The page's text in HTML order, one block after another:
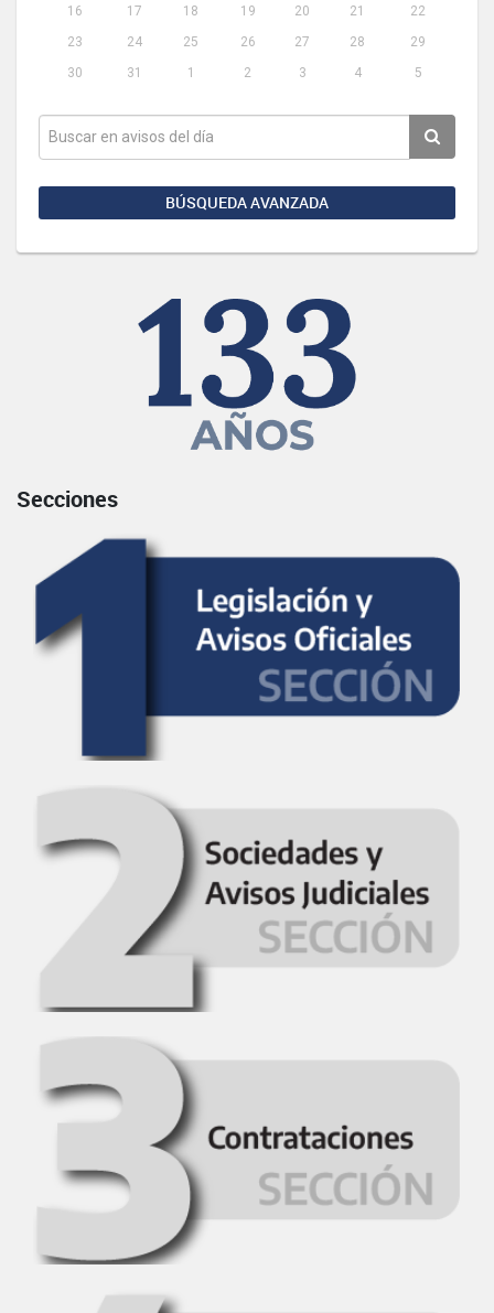
16
17 18 19 20 21
22
23
24 25 26 27 28
29
30
31 1 2 3 4 5
BÚSQUEDA AVANZADA
Secciones